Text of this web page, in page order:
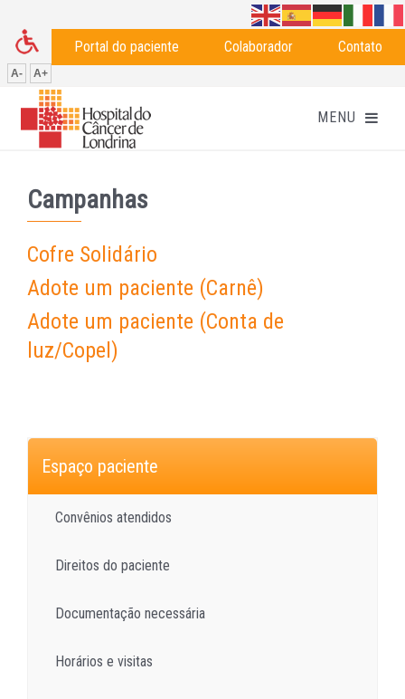
Portal do paciente Colaborador Contato
A- A+
Campanhas
Cofre Solidário
Adote um paciente (Carnê)
Adote um paciente (Conta de
luz/Copel)
Espaço paciente
Convênios atendidos
Direitos do paciente
Documentação necessária
Horários e visitas